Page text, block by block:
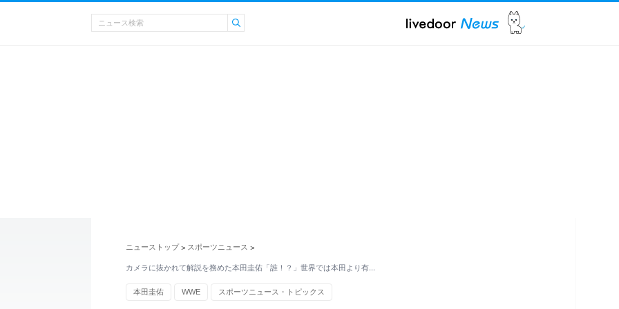
ニューストップ > スポーツニュース >
カメラに抜かれて解説を務めた本田圭佑「誰！？」世界では本田より有…
本田圭佑 WWE スポーツニュース・トピックス